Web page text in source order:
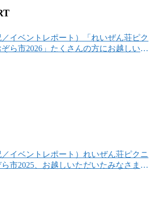
／イベントレポート）「れいぜん荘ピク
ら市2026」たくさんの方にお越しいた
／イベントレポート）れいぜん荘ピクニ
市2025、お越しいただいたみなさまあ